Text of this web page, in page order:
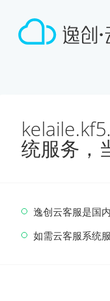
统服务，
逸创云客服是国
如需云客服系统